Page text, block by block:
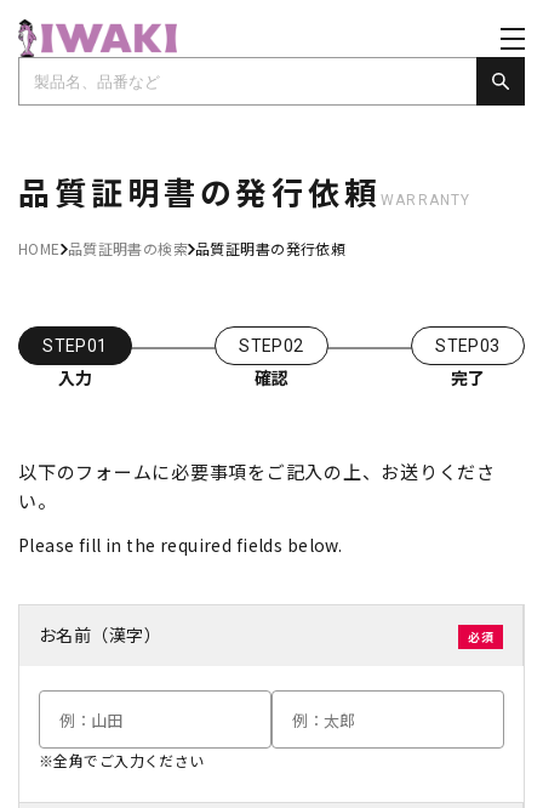
品質証明書の発行依頼 WARRANTY
HOME 品質証明書の検索 品質証明書の発行依頼
STEP01
入力
STEP02
確認
STEP03
完了
以下のフォームに必要事項をご記入の上、お送りくださ
い。
Please fill in the required fields below.
お名前（漢字）
※全角でご入力ください